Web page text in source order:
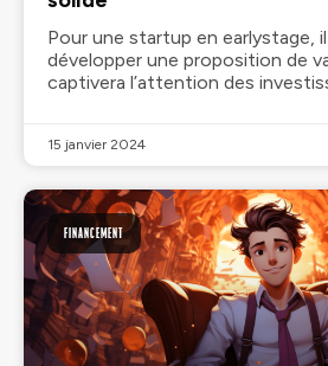
Pour une startup en earlystage,
développer une proposition de
captivera l’attention des
15 janvier 2024
FINANCEMENT